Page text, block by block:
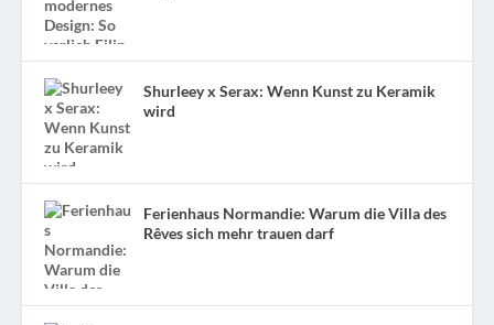
Shurleey x Serax: Wenn Kunst zu Keramik
wird
Ferienhaus Normandie: Warum die Villa des
Rêves sich mehr trauen darf